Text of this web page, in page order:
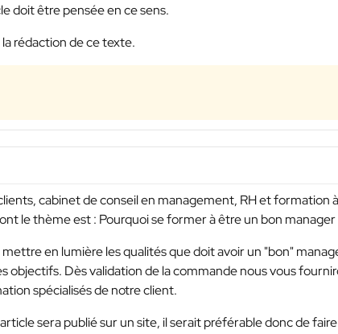
doit être pensée en ce sens.
rédaction de ce texte.
cabinet de conseil en management, RH et formation
le thème est : Pourquoi se former à être un bon manager
en lumière les qualités que doit avoir un "bon"
objectifs. Dès validation de la commande nous vous
spécialisés de notre client.
sera publié sur un site, il serait préférable donc de